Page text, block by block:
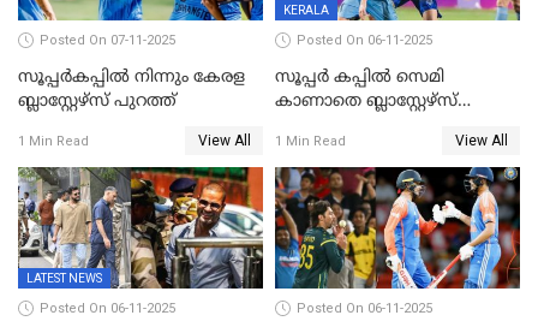
Posted On 07-11-2025
സൂപ്പര്‍കപ്പില്‍ നിന്നും കേരള
ബ്ലാസ്റ്റേഴ്‌സ് പുറത്ത്
1 Min Read View All
KERALA
Posted On 06-11-2025
സൂപ്പർ കപ്പിൽ സെമി
കാണാതെ ബ്ലാസ്റ്റേഴ്സ്
1 Min Read View All
LATEST NEWS
Posted On 06-11-2025 Posted On 06-11-2025